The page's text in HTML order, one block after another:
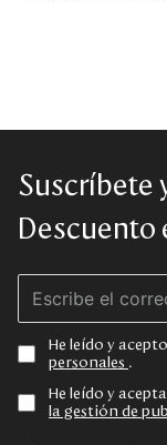
Suscríbete
Descuento
He leído y
personales .
He leído y
la gestión de